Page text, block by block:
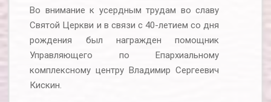
Во внимание к усердным трудам во славу
Святой Церкви и в связи с 40-летием со дня
рождения был награжден помощник
Управляющего по Епархиальному
комплексному центру Владимир Сергеевич
Кискин.